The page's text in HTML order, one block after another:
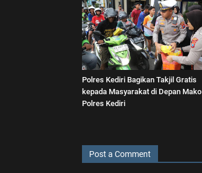
Polres Kediri Bagikan Takjil Gratis
kepada Masyarakat di Depan Mako
Polres Kediri
Post a Comment